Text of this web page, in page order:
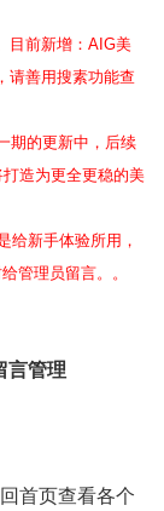
目前新增：AIG美
请善用搜素功能查
期的更新中，后续
造为更全更稳的美
给新手体验所用，
管理员留言。。
言管理
首页查看各个